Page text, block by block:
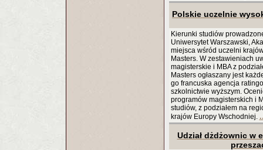
Polskie uczelnie
Kierunki studiów
Uniwersytet Warszawski,
miejsca wśród uczelni
Masters. W zestawieniach
magisterskie i MBA z
Masters ogłaszany jest
go francuska agencja
szkolnictwie wyższym.
programów magisterskich i
studiów, z podziałem na
krajów Europy Wschodniej.
Udział dżdżownic w